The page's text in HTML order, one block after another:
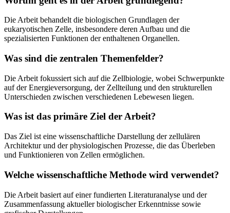
Die Arbeit behandelt die biologischen Grundlagen der
eukaryotischen Zelle, insbesondere deren Aufbau und die
spezialisierten Funktionen der enthaltenen Organellen.
Was sind die zentralen Themenfelder?
Die Arbeit fokussiert sich auf die Zellbiologie, wobei Schwerpunkte
auf der Energieversorgung, der Zellteilung und den strukturellen
Unterschieden zwischen verschiedenen Lebewesen liegen.
Was ist das primäre Ziel der Arbeit?
Das Ziel ist eine wissenschaftliche Darstellung der zellulären
Architektur und der physiologischen Prozesse, die das Überleben
und Funktionieren von Zellen ermöglichen.
Welche wissenschaftliche Methode wird verwendet?
Die Arbeit basiert auf einer fundierten Literaturanalyse und der
Zusammenfassung aktueller biologischer Erkenntnisse sowie